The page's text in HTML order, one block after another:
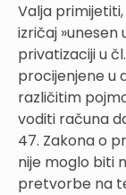
Valja
izričaj »unesen
privatizaciji u
procijenjene u
različitim
voditi računa
47. Zakona o
nije moglo biti
pretvorbe na